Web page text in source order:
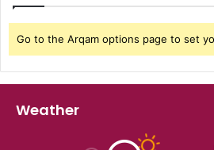
Go to the Arqam options page to set
Weather